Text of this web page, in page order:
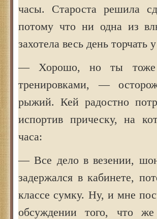
часы. Староста решила
потому что ни одна из
захотела весь день торчать
— Хорошо, но ты тоже
тренировками, —
рыжий. Кей радостно
испортив прическу, на
часа:
— Все дело в везении,
задержался в кабинете,
классе сумку. Ну, и мне
обсуждении того, что же